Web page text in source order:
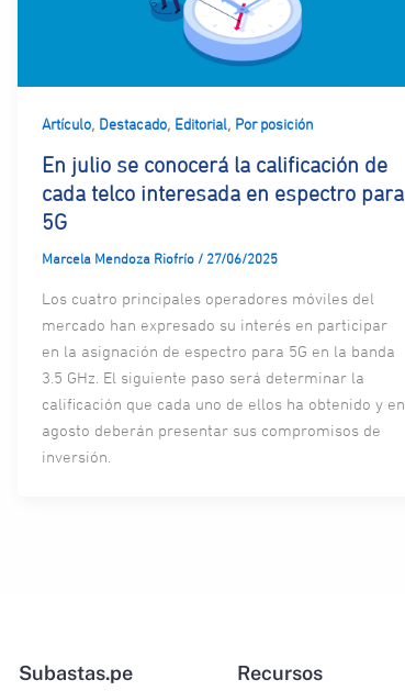
Artículo, Destacado, Editorial, Por posición
En julio se conocerá la calificación de
cada telco interesada en espectro para
5G
Marcela Mendoza Riofrío / 27/06/2025
Los cuatro principales operadores móviles del
mercado han expresado su interés en participar
en la asignación de espectro para 5G en la banda
3.5 GHz. El siguiente paso será determinar la
calificación que cada uno de ellos ha obtenido y en
agosto deberán presentar sus compromisos de
inversión.
Subastas.pe Recursos